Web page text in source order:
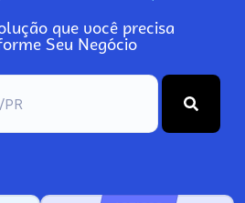
que você precisa
Seu Negócio